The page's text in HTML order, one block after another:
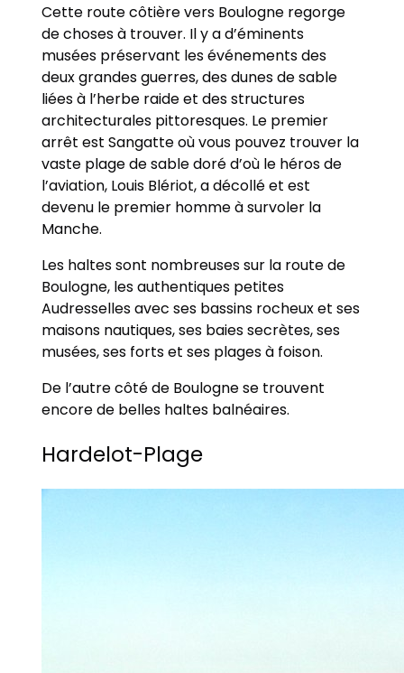
Cette route côtière vers Boulogne regorge
de choses à trouver. Il y a d’éminents
musées préservant les événements des
deux grandes guerres, des dunes de sable
liées à l’herbe raide et des structures
architecturales pittoresques. Le premier
arrêt est Sangatte où vous pouvez trouver la
vaste plage de sable doré d’où le héros de
l’aviation, Louis Blériot, a décollé et est
devenu le premier homme à survoler la
Manche.
Les haltes sont nombreuses sur la route de
Boulogne, les authentiques petites
Audresselles avec ses bassins rocheux et ses
maisons nautiques, ses baies secrètes, ses
musées, ses forts et ses plages à foison.
De l’autre côté de Boulogne se trouvent
encore de belles haltes balnéaires.
Hardelot-Plage